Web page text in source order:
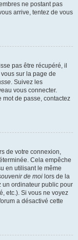
ne postant pas
arrive, tentez de vous
pas être récupéré, il
sur la page de
. Suivez les
vous connecter.
de passe, contactez
de votre connexion,
Cela empêche
en utilisant le même
de moi lors de la
un ordinateur public pour
etc.). Si vous ne voyez
a désactivé cette